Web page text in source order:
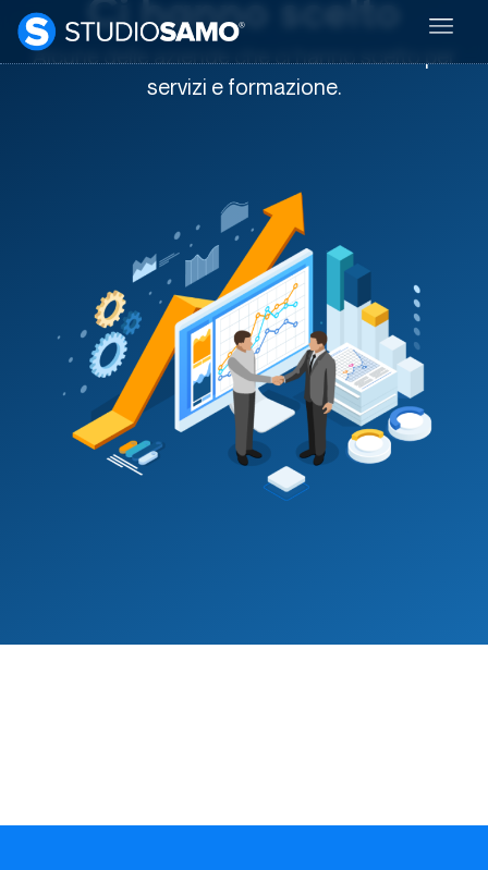
Ci hanno scelto
Alcune delle aziende che ci hanno scelto per
servizi e formazione.